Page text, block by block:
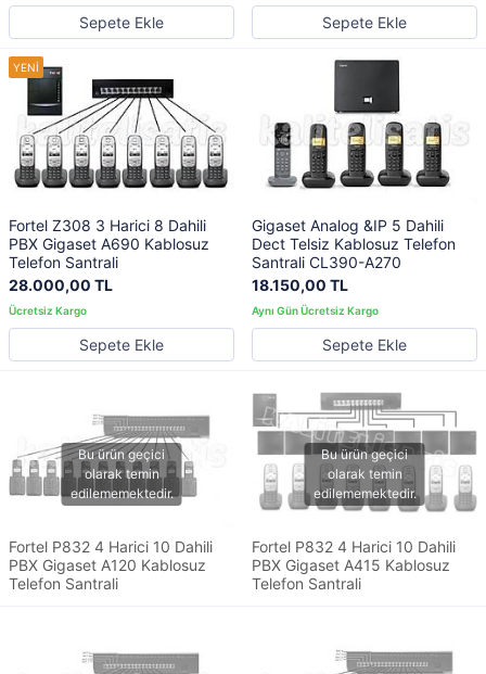
Sepete Ekle Sepete Ekle
Fortel Z308 3 Harici 8 Dahili
PBX Gigaset A690 Kablosuz
Telefon Santrali
28.000,00 TL
Sepete Ekle
Gigaset Analog &IP 5 Dahili
Dect Telsiz Kablosuz Telefon
Santrali CL390-A270
18.150,00 TL
Sepete Ekle
Fortel P832 4 Harici 10 Dahili
PBX Gigaset A120 Kablosuz
Telefon Santrali
Fortel P832 4 Harici 10 Dahili
PBX Gigaset A415 Kablosuz
Telefon Santrali